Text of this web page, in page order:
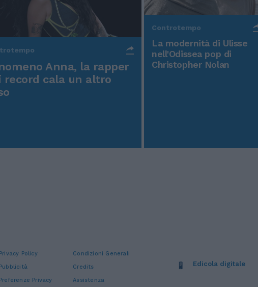
Anna, la rapper
record cala un altro
Controtempo
La modernità di Ulisse
nell'Odissea pop di
Christopher Nolan
Privacy Policy
Condizioni Generali
Pubblicità
Credits
Preferenze Privacy Assistenza
Edicola digitale